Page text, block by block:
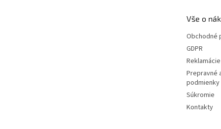
Vše o
Obchodné
GDPR
Prepravné
podmienky
Súkromie
Kontakty